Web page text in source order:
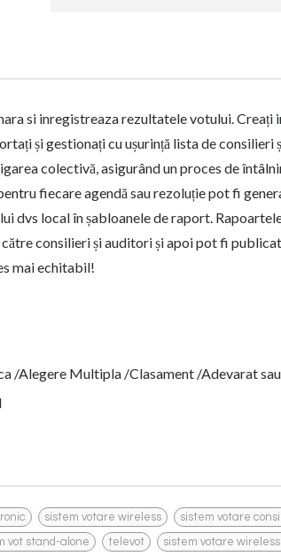
si inregistreaza rezultatele votului. Creați
și gestionați cu ușurință lista de consilieri
colectivă, asigurând un proces de
fiecare agendă sau rezoluție pot fi
dvs local în șabloanele de raport.
consilieri și auditori și apoi pot fi
mai echitabil!
/Alegere Multipla /Clasament /Adevarat
sistem votare wireless sistem votare
vot stand-alone , televot , sistem votare